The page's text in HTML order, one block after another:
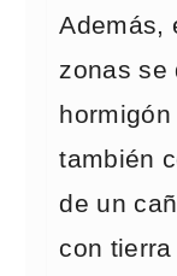
Además,
zonas se
también
de un
con